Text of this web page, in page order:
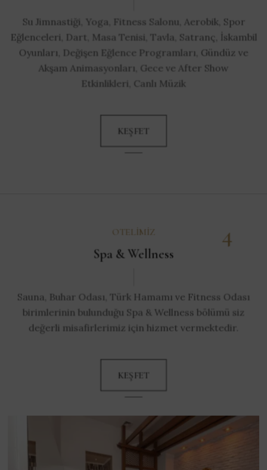
Su Jimnastiği, Yoga, Fitness Salonu, Aerobik, Spor
Eğlenceleri, Dart, Masa Tenisi, Tavla, Satranç, İskambil
Oyunları, Değişen Eğlence Programları, Gündüz ve
Akşam Animasyonları, Gece ve After Show
Etkinlikleri, Canlı Müzik
KEŞFET
OTELIMIZ
Spa & Wellness
Sauna, Buhar Odası, Türk Hamamı ve Fitness Odası
birimlerinin bulunduğu Spa & Wellness bölümü siz
değerli misafirlerimiz için hizmet vermektedir.
KEŞFET
4